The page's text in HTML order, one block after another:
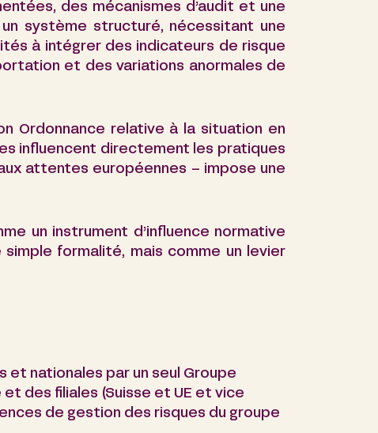
des mécanismes d’audit et une
système structuré, nécessitant une
à intégrer des indicateurs de risque
et des variations anormales de
Ordonnance relative à la situation en
influencent directement les pratiques
attentes européennes – impose une
un instrument d’influence normative
formalité, mais comme un levier
nationales par un seul Groupe
des filiales (Suisse et UE et vice
de gestion des risques du groupe